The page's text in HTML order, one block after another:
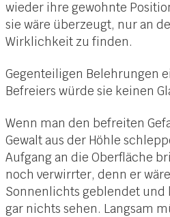
wieder ihre gewohnte
sie wäre überzeugt, nur an
Wirklichkeit zu finden.
Gegenteiligen Belehrungen
Befreiers würde sie keinen
Wenn man den befreiten
Gewalt aus der Höhle
Aufgang an die Oberfläche
noch verwirrter, denn er
Sonnenlichts geblendet und
gar nichts sehen. Langsam